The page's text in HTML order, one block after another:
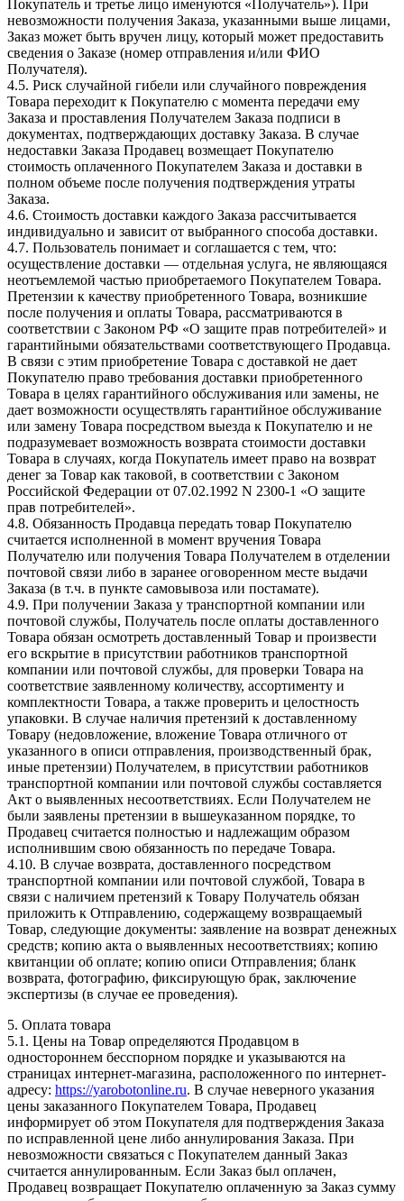
Покупатель и третье лицо именуются «Получатель»). При
невозможности получения Заказа, указанными выше лицами,
Заказ может быть вручен лицу, который может предоставить
сведения о Заказе (номер отправления и/или ФИО
Получателя).
4.5. Риск случайной гибели или случайного повреждения
Товара переходит к Покупателю с момента передачи ему
Заказа и проставления Получателем Заказа подписи в
документах, подтверждающих доставку Заказа. В случае
недоставки Заказа Продавец возмещает Покупателю
стоимость оплаченного Покупателем Заказа и доставки в
полном объеме после получения подтверждения утраты
Заказа.
4.6. Стоимость доставки каждого Заказа рассчитывается
индивидуально и зависит от выбранного способа доставки.
4.7. Пользователь понимает и соглашается с тем, что:
осуществление доставки — отдельная услуга, не являющаяся
неотъемлемой частью приобретаемого Покупателем Товара.
Претензии к качеству приобретенного Товара, возникшие
после получения и оплаты Товара, рассматриваются в
соответствии с Законом РФ «О защите прав потребителей» и
гарантийными обязательствами соответствующего Продавца.
В связи с этим приобретение Товара с доставкой не дает
Покупателю право требования доставки приобретенного
Товара в целях гарантийного обслуживания или замены, не
дает возможности осуществлять гарантийное обслуживание
или замену Товара посредством выезда к Покупателю и не
подразумевает возможность возврата стоимости доставки
Товара в случаях, когда Покупатель имеет право на возврат
денег за Товар как таковой, в соответствии с Законом
Российской Федерации от 07.02.1992 N 2300-1 «О защите
прав потребителей».
4.8. Обязанность Продавца передать товар Покупателю
считается исполненной в момент вручения Товара
Получателю или получения Товара Получателем в отделении
почтовой связи либо в заранее оговоренном месте выдачи
Заказа (в т.ч. в пункте самовывоза или постамате).
4.9. При получении Заказа у транспортной компании или
почтовой службы, Получатель после оплаты доставленного
Товара обязан осмотреть доставленный Товар и произвести
его вскрытие в присутствии работников транспортной
компании или почтовой службы, для проверки Товара на
соответствие заявленному количеству, ассортименту и
комплектности Товара, а также проверить и целостность
упаковки. В случае наличия претензий к доставленному
Товару (недовложение, вложение Товара отличного от
указанного в описи отправления, производственный брак,
иные претензии) Получателем, в присутствии работников
транспортной компании или почтовой службы составляется
Акт о выявленных несоответствиях. Если Получателем не
были заявлены претензии в вышеуказанном порядке, то
Продавец считается полностью и надлежащим образом
исполнившим свою обязанность по передаче Товара.
4.10. В случае возврата, доставленного посредством
транспортной компании или почтовой службой, Товара в
связи с наличием претензий к Товару Получатель обязан
приложить к Отправлению, содержащему возвращаемый
Товар, следующие документы: заявление на возврат денежных
средств; копию акта о выявленных несоответствиях; копию
квитанции об оплате; копию описи Отправления; бланк
возврата, фотографию, фиксирующую брак, заключение
экспертизы (в случае ее проведения).
5. Оплата товара
5.1. Цены на Товар определяются Продавцом в
одностороннем бесспорном порядке и указываются на
страницах интернет-магазина, расположенного по интернет-
адресу: https://yarobotonline.ru. В случае неверного указания
цены заказанного Покупателем Товара, Продавец
информирует об этом Покупателя для подтверждения Заказа
по исправленной цене либо аннулирования Заказа. При
невозможности связаться с Покупателем данный Заказ
считается аннулированным. Если Заказ был оплачен,
Продавец возвращает Покупателю оплаченную за Заказ сумму